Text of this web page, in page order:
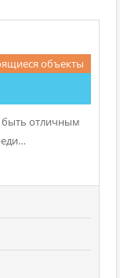
объекты
быть отличным